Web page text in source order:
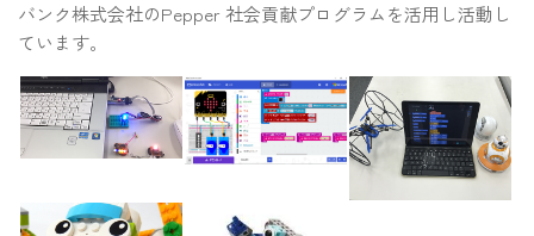
バンク株式会社のPepper 社会貢献プログラムを活用し活動し
ています。